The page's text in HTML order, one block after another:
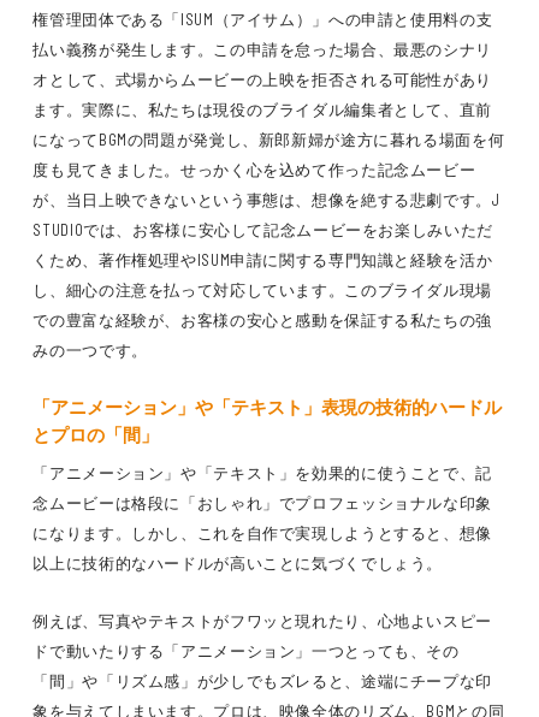
権管理団体である「ISUM（アイサム）」への申請と使用料の支
払い義務が発生します。この申請を怠った場合、最悪のシナリ
オとして、式場からムービーの上映を拒否される可能性があり
ます。実際に、私たちは現役のブライダル編集者として、直前
になってBGMの問題が発覚し、新郎新婦が途方に暮れる場面を何
度も見てきました。せっかく心を込めて作った記念ムービー
が、当日上映できないという事態は、想像を絶する悲劇です。J
STUDIOでは、お客様に安心して記念ムービーをお楽しみいただ
くため、著作権処理やISUM申請に関する専門知識と経験を活か
し、細心の注意を払って対応しています。このブライダル現場
での豊富な経験が、お客様の安心と感動を保証する私たちの強
みの一つです。
「アニメーション」や「テキスト」表現の技術的ハードル
とプロの「間」
「アニメーション」や「テキスト」を効果的に使うことで、記
念ムービーは格段に「おしゃれ」でプロフェッショナルな印象
になります。しかし、これを自作で実現しようとすると、想像
以上に技術的なハードルが高いことに気づくでしょう。
例えば、写真やテキストがフワッと現れたり、心地よいスピー
ドで動いたりする「アニメーション」一つとっても、その
「間」や「リズム感」が少しでもズレると、途端にチープな印
象を与えてしまいます。プロは、映像全体のリズム、BGMとの同